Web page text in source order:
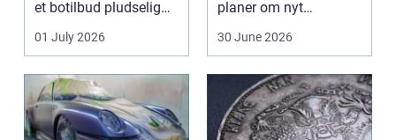
et botilbud pludselig
ændrer sig, k...
01 July 2026
planer om nyt
30 June 2026